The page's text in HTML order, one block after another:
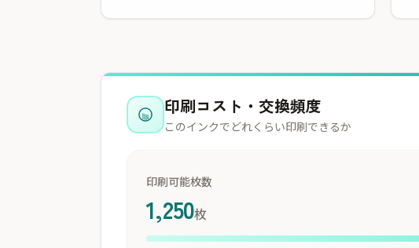
印刷コスト・交換頻度
このインクでどれくらい印刷できるか
印刷可能枚数
1,250枚